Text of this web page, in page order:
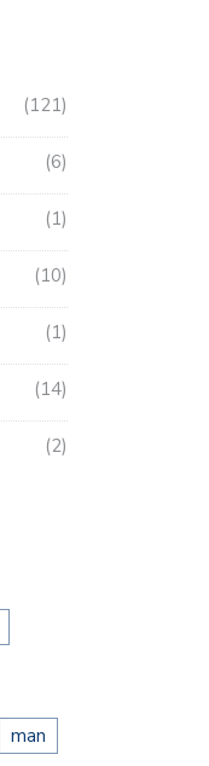
121
6
1
10
1
14
2
man